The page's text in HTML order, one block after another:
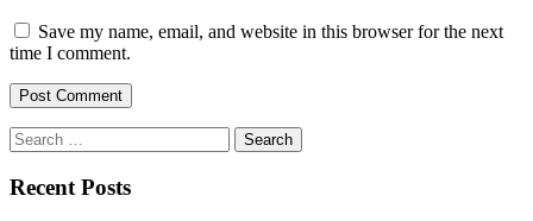
Save my name, email, and website in this browser for the next
time I comment.
Search
for:
Recent Posts